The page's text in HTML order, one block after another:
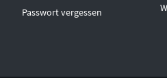
Passwort vergessen